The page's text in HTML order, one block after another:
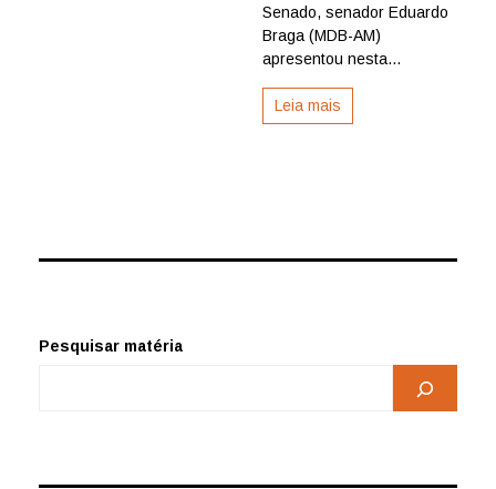
Senado, senador Eduardo
Braga (MDB-AM)
apresentou nesta...
Leia mais
Pesquisar matéria